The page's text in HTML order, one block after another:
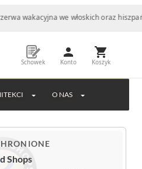
we włoskich oraz
Schowek Konto Koszyk
O NAS
Shops